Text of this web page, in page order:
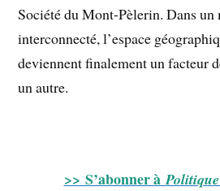
Société du Mont-Pèlerin. Dans un
interconnecté, l’espace
deviennent finalement un facteur
un autre.
>> S’abonner à